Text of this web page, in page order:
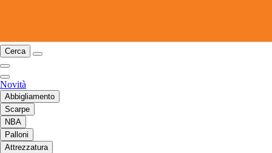
Cerca
Novità
Abbigliamento
Scarpe
NBA
Palloni
Attrezzatura